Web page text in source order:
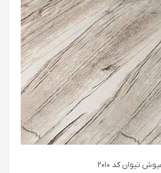
تیوان كد 2010